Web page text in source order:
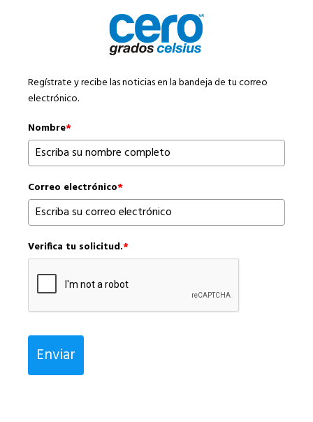
Regístrate y recibe las noticias en la bandeja de tu correo
electrónico.
Nombre*
Correo electrónico*
Verifica tu solicitud.*
Enviar